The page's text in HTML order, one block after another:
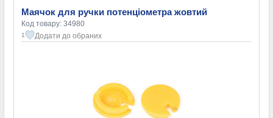
Маячок для ручки потенціометра жовтий
Код товару: 34980
1 Додати до обраних